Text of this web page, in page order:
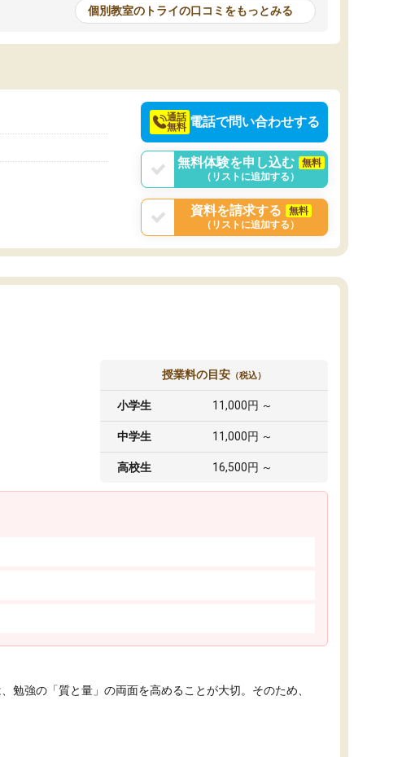
の先生だったり、他の先生が
いところをすぐに質問できる
した。
個別教室のトライの口コミをもっとみる
通話
無料 電話で問い合わせする
無料体験を申し込む
無料
（リストに追加する）
資料を請求する
無料
（リストに追加する）
授業料の目安 （税込）
小学生 11,000円 ～
中学生 11,000円 ～
高校生 16,500円 ～
強の「質と量」の両面を高めることが大切。そのため、